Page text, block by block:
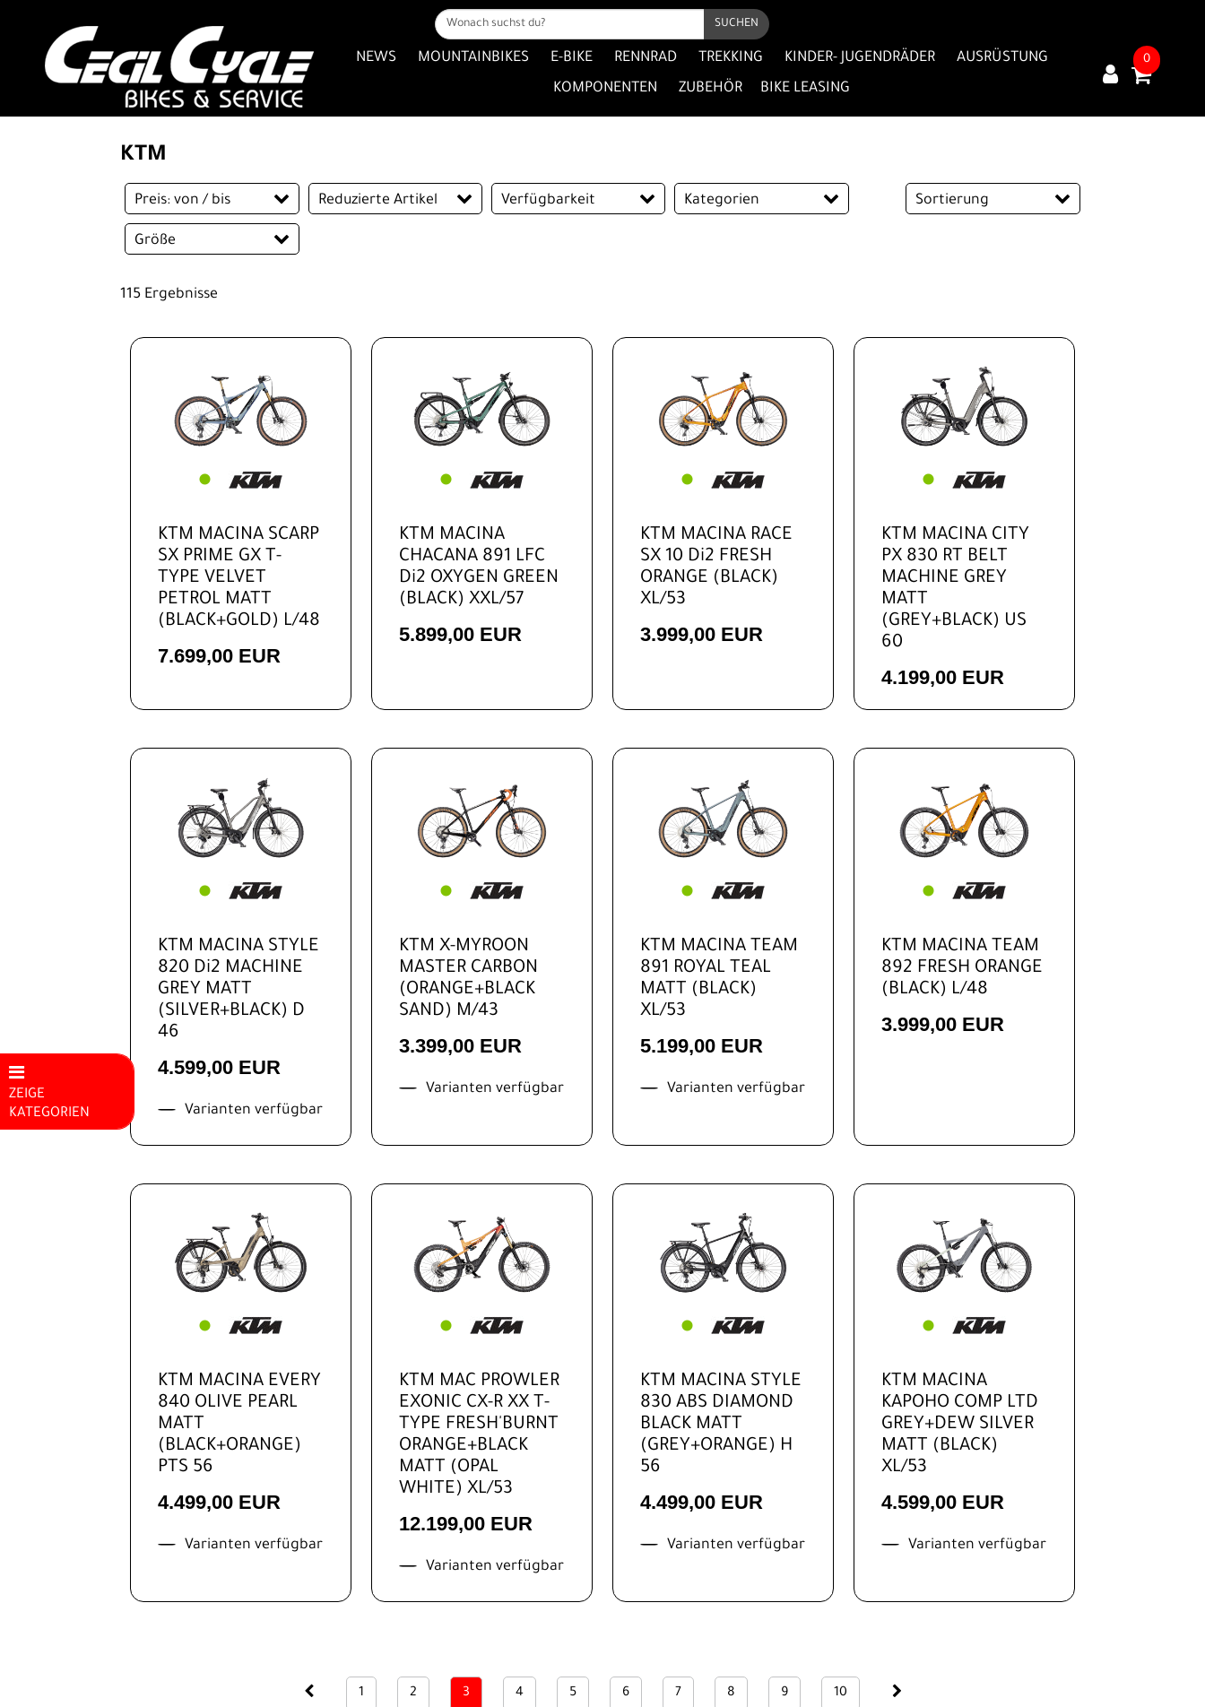
SUCHEN
NEWS MOUNTAINBIKES E-BIKE RENNRAD TREKKING KINDER- JUGENDRÄDER
AUSRÜSTUNG
KOMPONENTEN
ZUBEHÖR BIKE LEASING
0
ZEIGE
KATEGORIEN
KTM
Sortierung
Preis: von / bis Reduzierte Artikel Verfügbarkeit Kategorien
Endurance
Fully E-MTB
Hardtail E-MTB
Hardtail MTB
MTB-Fully
Größe
XL XXL
115 Ergebnisse
KTM MACINA SCARP
SX PRIME GX T-
TYPE VELVET
PETROL MATT
(BLACK+GOLD) L/48
7.699,00 EUR
KTM MACINA
CHACANA 891 LFC
Di2 OXYGEN GREEN
(BLACK) XXL/57
5.899,00 EUR
KTM MACINA RACE
SX 10 Di2 FRESH
ORANGE (BLACK)
XL/53
3.999,00 EUR
KTM MACINA CITY
PX 830 RT BELT
MACHINE GREY
MATT
(GREY+BLACK) US
60
4.199,00 EUR
KTM MACINA STYLE
820 Di2 MACHINE
GREY MATT
(SILVER+BLACK) D
46
4.599,00 EUR
Varianten verfügbar
KTM X-MYROON
MASTER CARBON
(ORANGE+BLACK
SAND) M/43
3.399,00 EUR
Varianten verfügbar
KTM MACINA TEAM
891 ROYAL TEAL
MATT (BLACK)
XL/53
5.199,00 EUR
Varianten verfügbar
KTM MACINA TEAM
892 FRESH ORANGE
(BLACK) L/48
3.999,00 EUR
KTM MACINA EVERY
840 OLIVE PEARL
MATT
(BLACK+ORANGE)
PTS 56
4.499,00 EUR
Varianten verfügbar
KTM MAC PROWLER
EXONIC CX-R XX T-
TYPE FRESH'BURNT
ORANGE+BLACK
MATT (OPAL
WHITE) XL/53
12.199,00 EUR
Varianten verfügbar
KTM MACINA STYLE
830 ABS DIAMOND
BLACK MATT
(GREY+ORANGE) H
56
4.499,00 EUR
Varianten verfügbar
KTM MACINA
KAPOHO COMP LTD
GREY+DEW SILVER
MATT (BLACK)
XL/53
4.599,00 EUR
Varianten verfügbar
1 2 3 4 5 6 7 8 9 10